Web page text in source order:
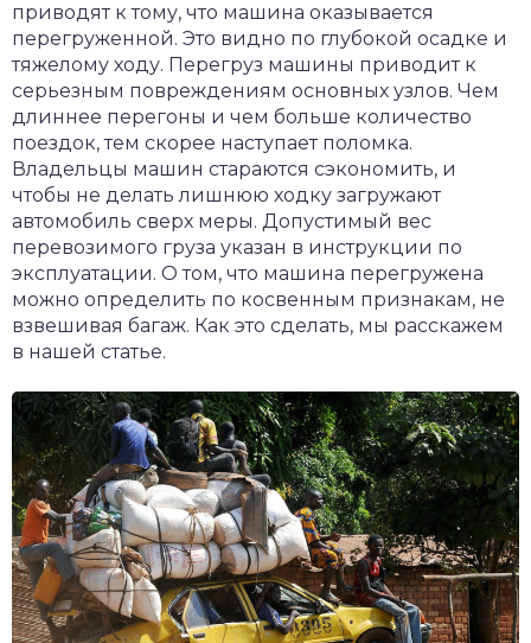
приводят к тому, что машина оказывается
перегруженной. Это видно по глубокой осадке и
тяжелому ходу. Перегруз машины приводит к
серьезным повреждениям основных узлов. Чем
длиннее перегоны и чем больше количество
поездок, тем скорее наступает поломка.
Владельцы машин стараются сэкономить, и
чтобы не делать лишнюю ходку загружают
автомобиль сверх меры. Допустимый вес
перевозимого груза указан в инструкции по
эксплуатации. О том, что машина перегружена
можно определить по косвенным признакам, не
взвешивая багаж. Как это сделать, мы расскажем
в нашей статье.